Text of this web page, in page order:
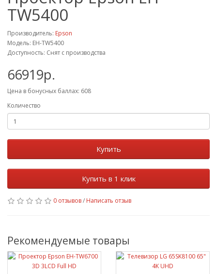
TW5400
Производитель: Epson
Модель: EH-TW5400
Доступность: Снят с производства
66919р.
Цена в бонусных баллах: 608
Количество
Купить
Купить в 1 клик
0 отзывов/ Написать отзыв
Рекомендуемые товары